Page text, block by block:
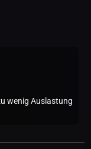
wenig Auslastung